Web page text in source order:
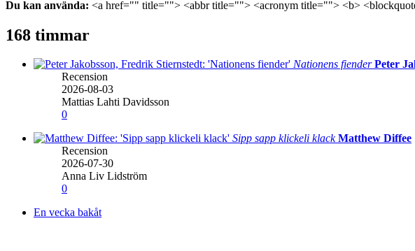
Du kan använda: <a href="" title=""> <abbr title=""> <acronym title=""> <b>
168 timmar
Nationens fiender Peter
Recension
2026-08-03
Mattias Lahti Davidsson
0
Sipp sapp klickeli klack Matthew Diffee
Recension
2026-07-30
Anna Liv Lidström
0
En vecka bakåt